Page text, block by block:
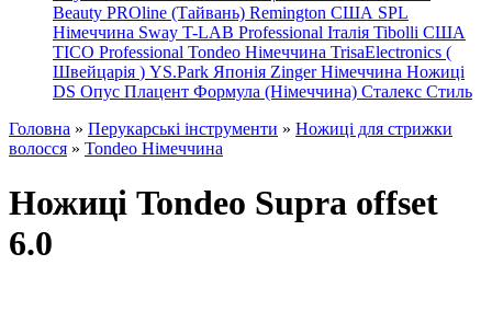
Beauty PROline (Тайвань) Remington США SPL
Німеччина Sway T-LAB Professional Італія Tibolli США
TICO Professional Tondeo Німеччина TrisaElectronics (
Швейцарія ) YS.Park Японія Zinger Німеччина Ножиці
DS Опус Плацент Формула (Німеччина) Сталекс Стиль
Головна » Перукарські інструменти » Ножиці для стрижки
волосся » Tondeo Німеччина
Ножиці Tondeo Supra offset
6.0